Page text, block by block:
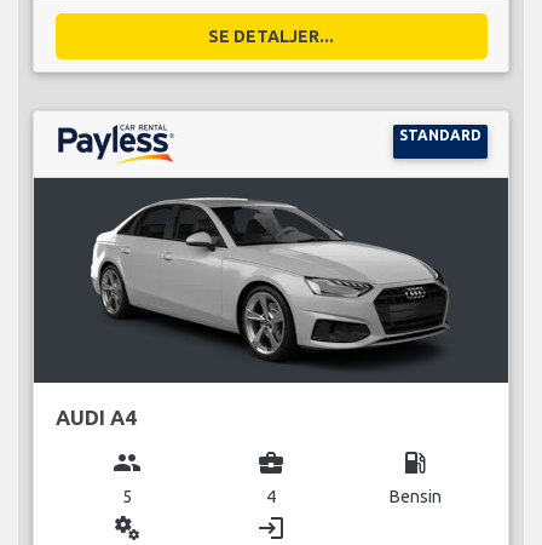
SE DETALJER...
STANDARD
AUDI A4
group
5
business_center
4
local_gas_station
Bensin
miscellaneous_services login